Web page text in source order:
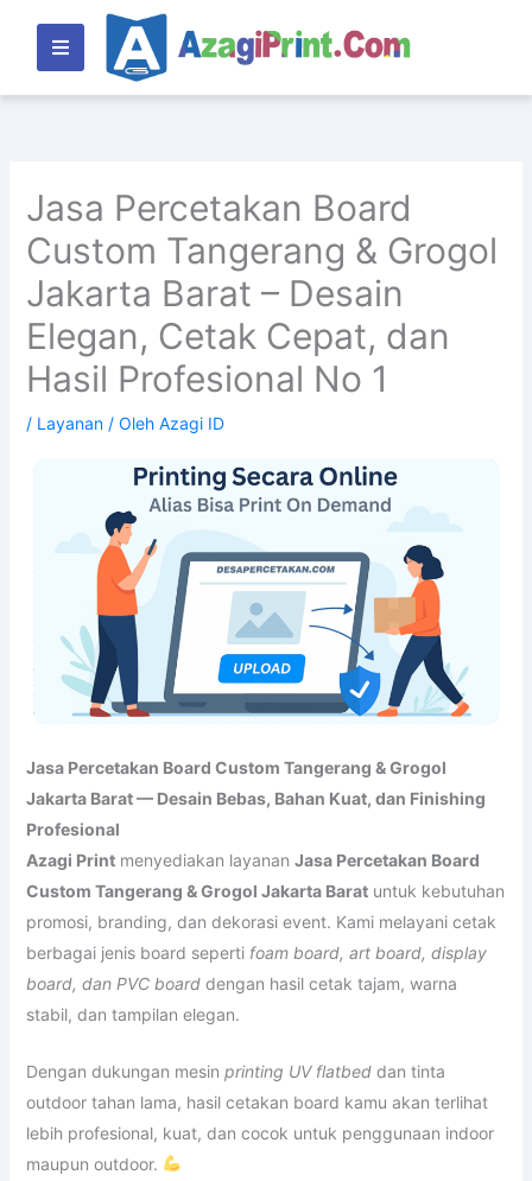
konten
Jasa Percetakan Board
Custom Tangerang & Grogol
Jakarta Barat – Desain
Elegan, Cetak Cepat, dan
Hasil Profesional No 1
/ Layanan/ Oleh Azagi ID
Jasa Percetakan Board Custom Tangerang & Grogol
Jakarta Barat — Desain Bebas, Bahan Kuat, dan Finishing
Profesional
Azagi Printmenyediakan layanan Jasa Percetakan Board
Custom Tangerang & Grogol Jakarta Baratuntuk kebutuhan
promosi, branding, dan dekorasi event. Kami melayani cetak
berbagai jenis board seperti foam board, art board, display
board, dan PVC boarddengan hasil cetak tajam, warna
stabil, dan tampilan elegan.
Dengan dukungan mesin printing UV flatbeddan tinta
outdoor tahan lama, hasil cetakan board kamu akan terlihat
lebih profesional, kuat, dan cocok untuk penggunaan indoor
maupun outdoor.